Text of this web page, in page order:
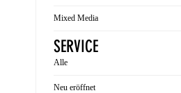
Mixed Media
SERVICE
Alle
Neu eröffnet